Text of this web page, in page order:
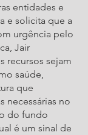
entidades e
e solicita que a
urgência pelo
Jair
recursos sejam
saúde,
que
necessárias no
do fundo
é um sinal de